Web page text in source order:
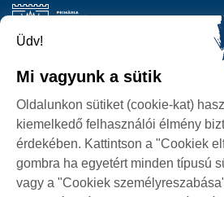
SZEMÉLYES ADATOK
POLGÁRMESTERI
P-ȚA 25 OCTOMBRIE, NR. 1 CORP
Üdv!
Mi vagyunk a sütik
Oldalunkon sütiket (cookie-kat)
kiemelkedő felhasználói élmény
érdekében. Kattintson a "Cookiek
gombra ha egyetért minden típusú
vagy a "Cookiek